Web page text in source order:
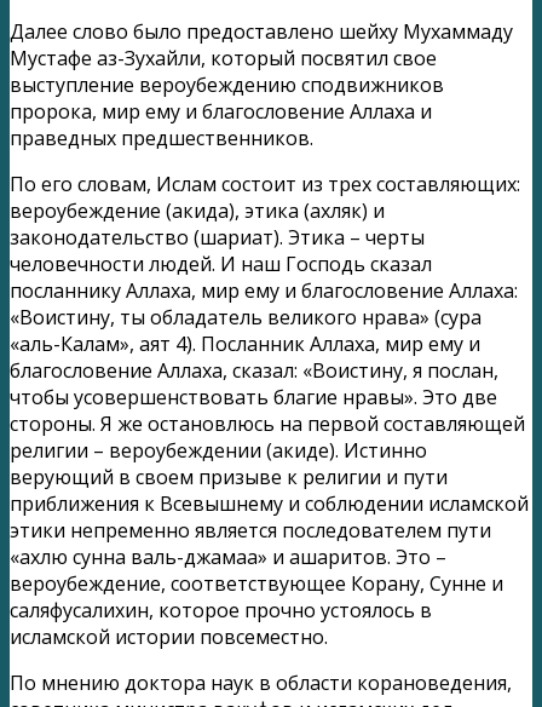
Далее слово было предоставлено шейху Мухаммаду
Мустафе аз-Зухайли, который посвятил свое
выступление вероубеждению сподвижников
пророка, мир ему и благословение Аллаха и
праведных предшественников.
По его словам, Ислам состоит из трех составляющих:
вероубеждение (акида), этика (ахляк) и
законодательство (шариат). Этика – черты
человечности людей. И наш Господь сказал
посланнику Аллаха, мир ему и благословение Аллаха:
«Воистину, ты обладатель великого нрава» (сура
«аль-Калам», аят 4). Посланник Аллаха, мир ему и
благословение Аллаха, сказал: «Воистину, я послан,
чтобы усовершенствовать благие нравы». Это две
стороны. Я же остановлюсь на первой составляющей
религии – вероубеждении (акиде). Истинно
верующий в своем призыве к религии и пути
приближения к Всевышнему и соблюдении исламской
этики непременно является последователем пути
«ахлю сунна валь-джамаа» и ашаритов. Это –
вероубеждение, соответствующее Корану, Сунне и
саляфусалихин, которое прочно устоялось в
исламской истории повсеместно.
По мнению доктора наук в области корановедения,